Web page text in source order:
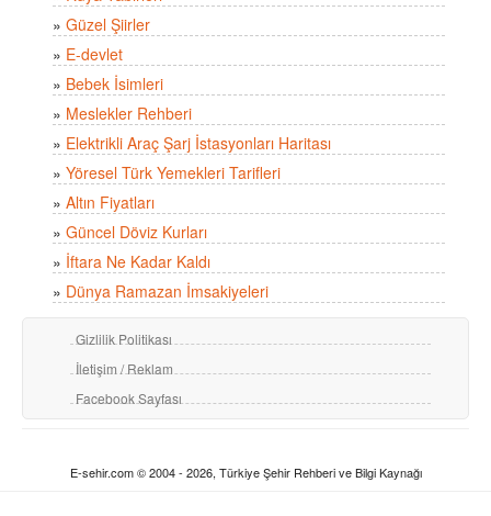
» Güzel Şiirler
» E-devlet
» Bebek İsimleri
» Meslekler Rehberi
» Elektrikli Araç Şarj İstasyonları Haritası
» Yöresel Türk Yemekleri Tarifleri
» Altın Fiyatları
» Güncel Döviz Kurları
» İftara Ne Kadar Kaldı
» Dünya Ramazan İmsakiyeleri
Gizlilik Politikası
İletişim / Reklam
Facebook Sayfası
E-sehir.com © 2004 - 2026, Türkiye Şehir Rehberi ve Bilgi Kaynağı